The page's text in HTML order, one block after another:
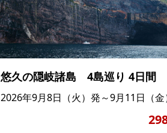
悠久の隠岐諸島 4島巡り 4日間
2026年9月8日（火）発～9月11日（